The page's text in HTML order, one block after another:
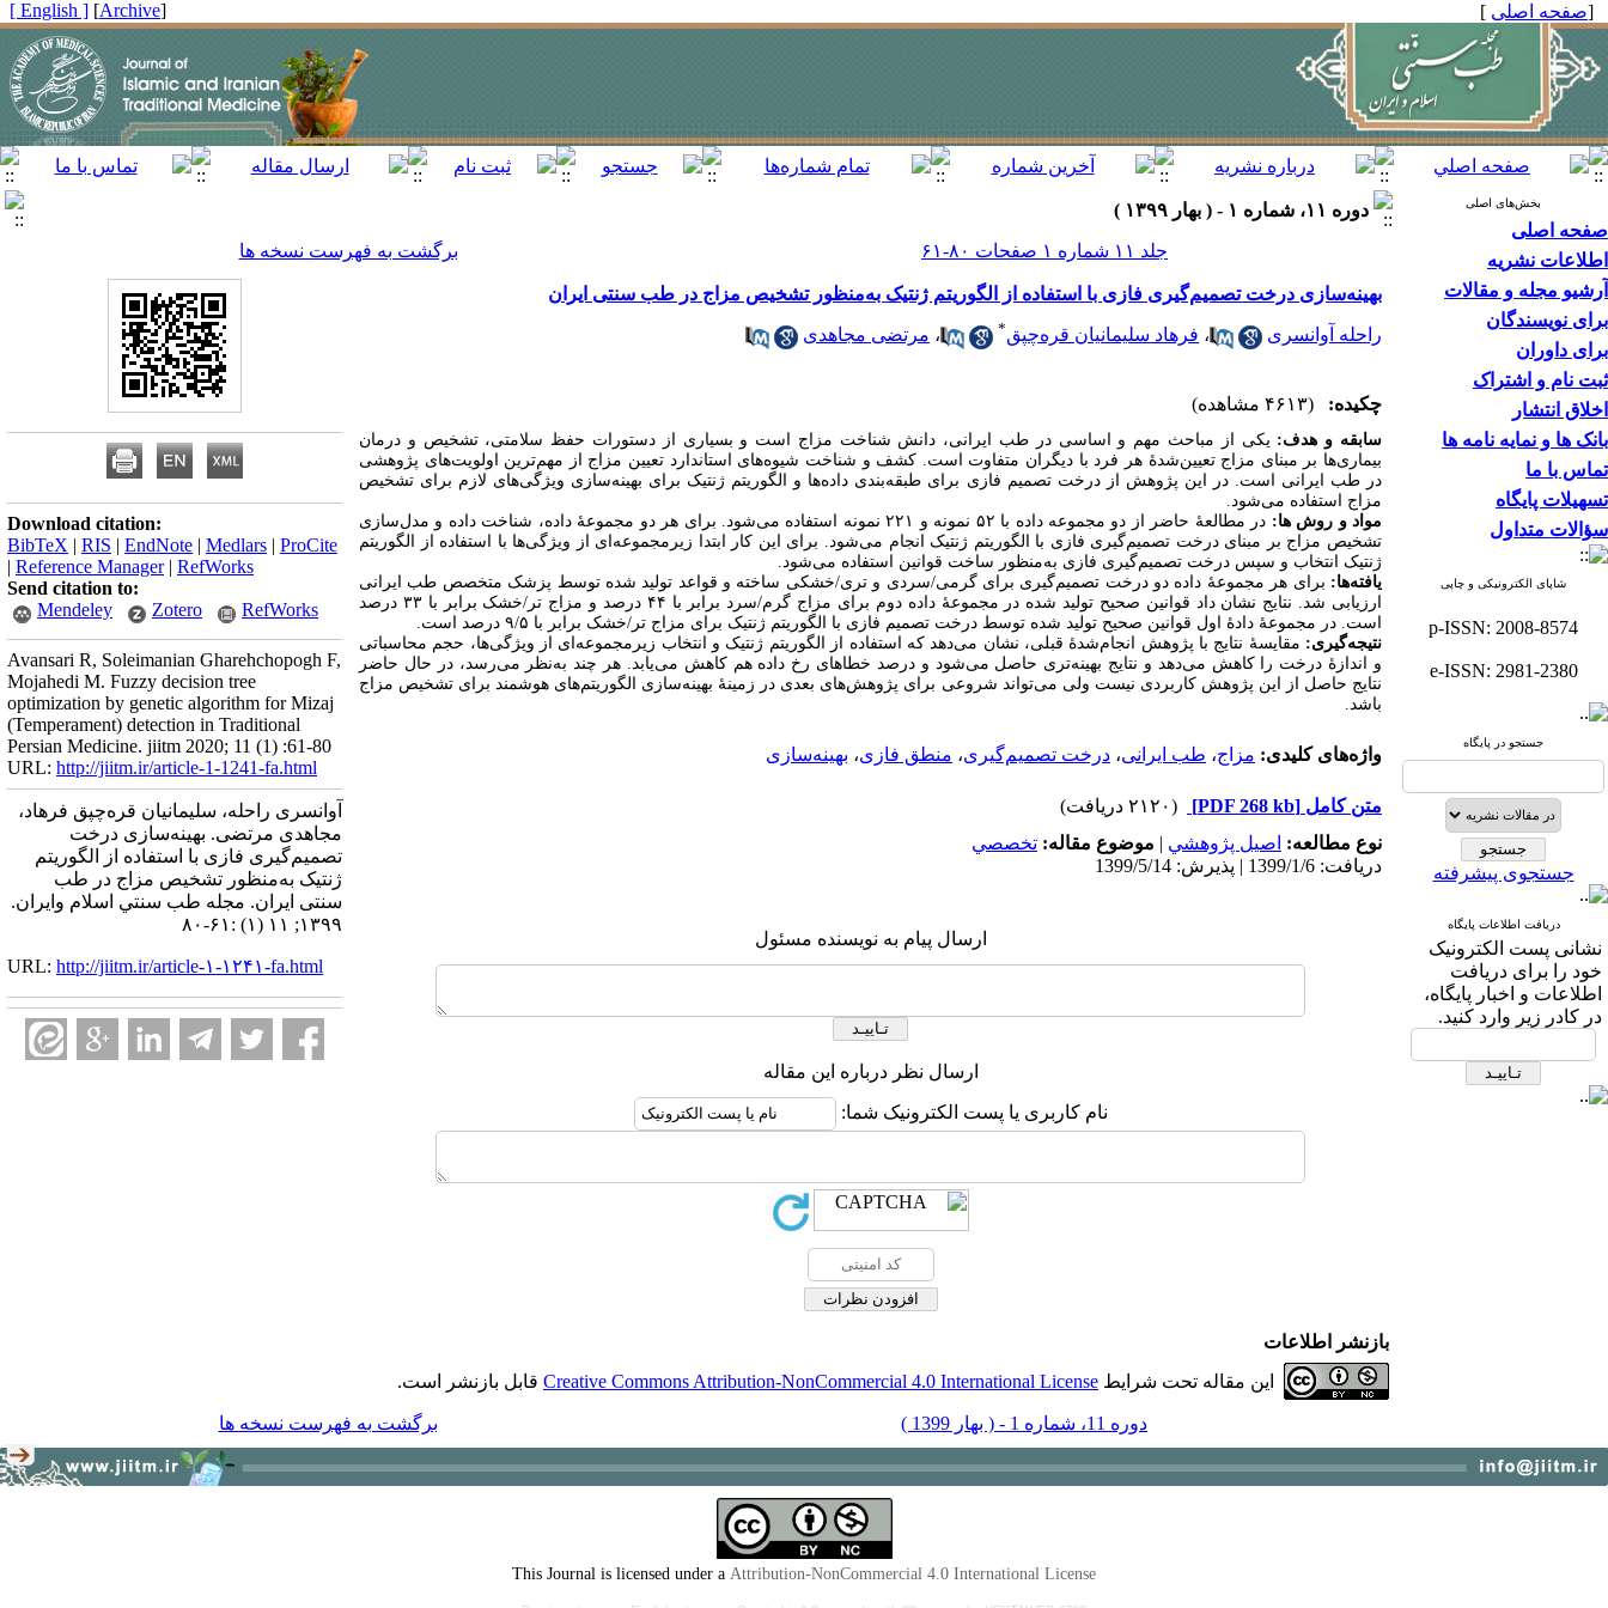
[صفحه اصلی ]
[
Archive
]
[ English ]
بخش‌های اصلی
صفحه اصلی
اطلاعات نشریه
آرشیو مجله و مقالات
برای نویسندگان
برای داوران
ثبت نام و اشتراک
اخلاق انتشار
بانک ها و نمایه نامه ها
تماس با ما
تسهیلات پایگاه
سؤالات متداول
شاپای الکترونیکی و چاپی
p-ISSN: 2008-8574
e-ISSN: 2981-2380
جستجو در پایگاه
جستجوی پیشرفته
دریافت اطلاعات پایگاه
نشانی پست الکترونیک
خود را برای دریافت
اطلاعات و اخبار پایگاه،
در کادر زیر وارد کنید.
دوره ۱۱، شماره ۱ - ( بهار ۱۳۹۹ )
جلد ۱۱ شماره ۱ صفحات ۸۰-۶۱
برگشت به فهرست نسخه ها
بهینه‌سازی درخت تصمیم‌گیری فازی با استفاده از الگوریتم ژنتیک به‌منظور تشخیص مزاج در طب سنتی ایران
راحله آوانسری ، فرهاد سلیمانیان قره‌چپق* ، مرتضی مجاهدی
چکیده: (۴۶۱۳ مشاهده)
سابقه و هدف: یکی از مباحث مهم و اساسی در طب ایرانی، دانش شناخت مزاج است و بسیاری از دستورات حفظ سلامتی، تشخیص و درمان
بیماری‌ها بر مبنای مزاج تعیین‌شدۀ هر فرد با دیگران متفاوت است. کشف و شناخت شیوه‌های استاندارد تعیین مزاج از مهم‌ترین اولویت‌های پژوهشی
در طب ایرانی است. در این پژوهش از درخت تصمیم فازی برای طبقه‌بندی داده‌ها و الگوریتم ژنتیک برای بهینه‌سازی ویژگی‌های لازم برای تشخیص
مزاج استفاده می‌شود.
مواد و روش‏ ها:
در مطالعۀ حاضر از دو مجموعه داده با ۵۲ نمونه و ۲۲۱ نمونه استفاده می‌شود. برای هر دو مجموعۀ‌ داده، شناخت داده و مدل‌سازی
تشخیص مزاج بر مبنایدرخت تصمیم‌گیری فازی با الگوریتم ژنتیک
انجام می‌شود. برای این کار ابتدا زیرمجموعه‌ای از ویژگی‌ها با استفاده از الگوریتم
ژنتیک انتخاب و سپس درخت تصمیم‌گیری فازی به‌منظور ساخت قوانین استفاده می‌شود.
یافته‌ها: برای هر مجموعۀ داده دو درخت تصمیم‌گیری برای گرمی/سردی و تری/خشکی ساخته و قواعد تولید شده توسط پزشک متخصص طب ایرانی
ارزیابی شد. نتایج نشان داد قوانین صحیح تولید شده در مجموعۀ داده دوم برای مزاج گرم/سرد برابر با ۴۴ درصد و مزاج تر/خشک برابر با ۳۳ درصد
است. در مجموعۀ دادۀ اول قوانین صحیح تولید شده توسط درخت تصمیم فازی با الگوریتم ژنتیک برای مزاج تر/خشک برابر با ۹/۵ درصد است.
نتیجه‌گیری: مقایسۀ نتایج با پژوهش انجام‌شدۀ قبلی، نشان می‌دهد که استفاده از الگوریتم ژنتیک و انتخاب زیرمجموعه‌ای از ویژگی‌ها، حجم محاسباتی
و اندازۀ درخت را کاهش می‌دهد و نتایج بهینه‌تری حاصل می‌شود و درصد خطاهای رخ داده هم کاهش می‌یابد. هر چند به‌نظر می‌رسد، در حال حاضر
نتایج حاصل از این پژوهش کاربردی نیست ولی می‌تواند شروعی برای پژوهش‌های بعدی در زمینۀ بهینه‌سازی الگوریتم‌های هوشمند برای تشخیص مزاج
باشد.
واژه‌های کلیدی: مزاج، طب ایرانی، درخت تصمیم‌گیری، منطق فازی، بهینه‌سازی
متن کامل [PDF 268 kb]
(۲۱۲۰ دریافت)
نوع مطالعه: اصيل پژوهشي | موضوع مقاله: تخصصي
دریافت: 1399/1/6 | پذیرش: 1399/5/14
ارسال پیام به نویسنده مسئول
ارسال نظر درباره این مقاله
نام کاربری یا پست الکترونیک شما:
Download citation:
BibTeX | RIS | EndNote | Medlars | ProCite
| Reference Manager| RefWorks
Send citation to:
Mendeley
Zotero RefWorks
Avansari R, Soleimanian Gharehchopogh F,
Mojahedi M. Fuzzy decision tree
optimization by genetic algorithm for Mizaj
(Temperament) detection in Traditional
Persian Medicine. jiitm 2020; 11 (1) :61-80
URL: http://jiitm.ir/article-1-1241-fa.html
آوانسری راحله، سلیمانیان قره‌چپق فرهاد،
مجاهدی مرتضی. بهینه‌سازی درخت
تصمیم‌گیری فازی با استفاده از الگوریتم
ژنتیک به‌منظور تشخیص مزاج در طب
سنتی ایران. مجله طب سنتي اسلام وايران.
۱۳۹۹; ۱۱ (۱) :۶۱-۸۰
URL: http://jiitm.ir/article-۱-۱۲۴۱-fa.html
بازنشر اطلاعات
این مقاله تحت شرایط Creative Commons Attribution-NonCommercial 4.0 International License قابل بازنشر است.
دوره 11، شماره 1 - ( بهار 1399 ) برگشت به فهرست نسخه ها
This Journal is licensed under a Attribution-NonCommercial 4.0 International License